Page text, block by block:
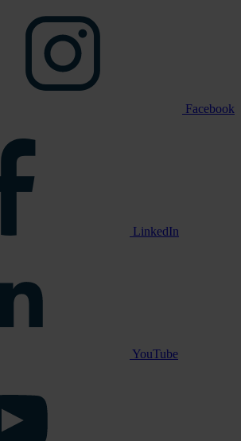
Facebook
LinkedIn
YouTube